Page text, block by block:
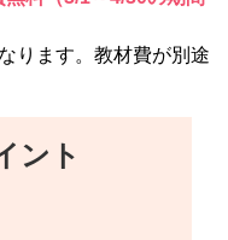
ります。教材費が別途
ント